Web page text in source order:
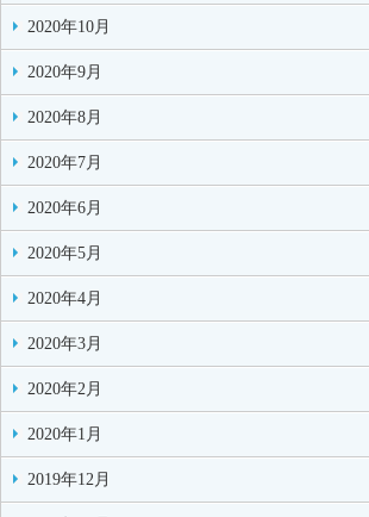
2020年10月
2020年9月
2020年8月
2020年7月
2020年6月
2020年5月
2020年4月
2020年3月
2020年2月
2020年1月
2019年12月